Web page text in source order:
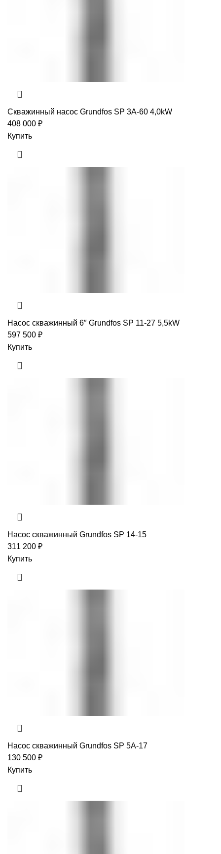
Скважинный насос Grundfos SP 3A-60 4,0kW
408 000 ₽
Купить
Насос скважинный 6″ Grundfos SP 11-27 5,5kW
597 500 ₽
Купить
Насос скважинный Grundfos SP 14-15
311 200 ₽
Купить
Насос скважинный Grundfos SP 5A-17
130 500 ₽
Купить